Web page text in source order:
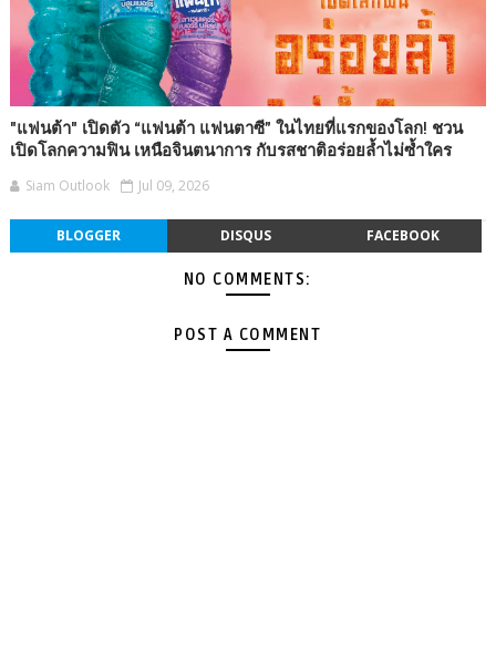
"แฟนต้า" เปิดตัว “แฟนต้า แฟนตาซี” ในไทยที่แรกของโลก! ชวน
เปิดโลกความฟิน เหนือจินตนาการ กับรสชาติอร่อยล้ำไม่ซ้ำใคร
Siam Outlook Jul 09, 2026
BLOGGER DISQUS FACEBOOK
NO COMMENTS:
POST A COMMENT